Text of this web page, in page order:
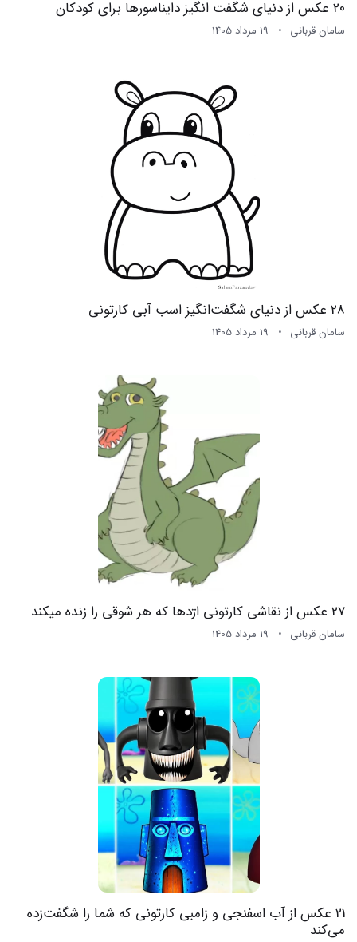
20 عکس از دنیای شگفت انگیز دایناسورها برای کودکان
سامان قربانی 19 مرداد 1405
28 عکس از دنیای شگفت‌انگیز اسب آبی کارتونی
سامان قربانی 19 مرداد 1405
27 عکس از نقاشی کارتونی اژدها که هر شوقی را زنده میکند
سامان قربانی 19 مرداد 1405
21 عکس از آب اسفنجی و زامبی کارتونی که شما را شگفت‌زده
می‌کند